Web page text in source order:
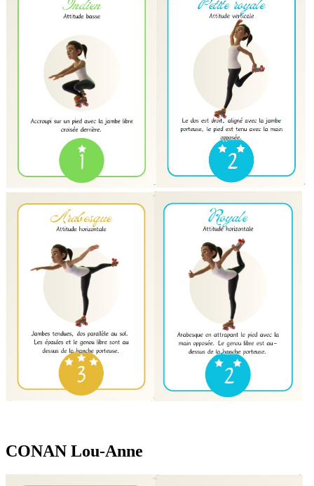
CONAN Lou-Anne